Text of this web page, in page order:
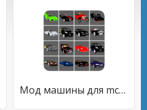
Мод машины для mcpe